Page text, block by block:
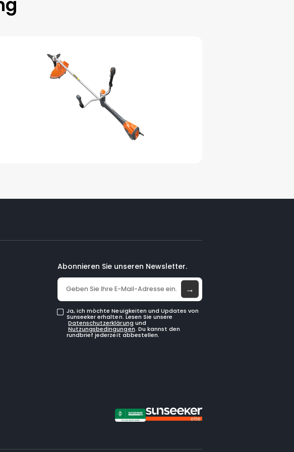
Abonnieren Sie unseren Newsletter.
→
Ja, ich möchte Neuigkeiten und Updates von
Sunseeker erhalten. Lesen Sie unsere
Datenschutzerklärung und
Nutzungsbedingungen. Du kannst den
rundbrief jederzeit abbestellen.